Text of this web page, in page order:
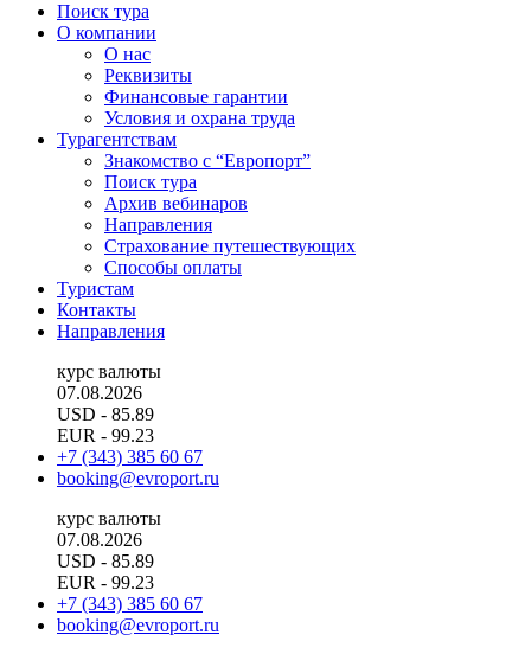
Поиск тура
О компании
О нас
Реквизиты
Финансовые гарантии
Условия и охрана труда
Турагентствам
Знакомство с “Европорт”
Поиск тура
Архив вебинаров
Направления
Страхование путешествующих
Способы оплаты
Туристам
Контакты
Направления
курс валюты
07.08.2026
USD - 85.89
EUR - 99.23
+7 (343) 385 60 67
booking@evroport.ru
курс валюты
07.08.2026
USD - 85.89
EUR - 99.23
+7 (343) 385 60 67
booking@evroport.ru